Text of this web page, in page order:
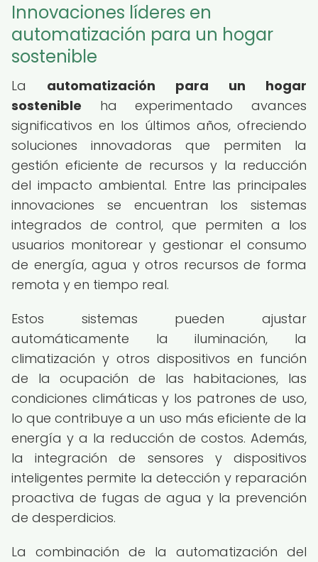
Innovaciones líderes en
automatización para un hogar
sostenible
La automatización para un hogar
sostenible ha experimentado avances
significativos en los últimos años, ofreciendo
soluciones innovadoras que permiten la
gestión eficiente de recursos y la reducción
del impacto ambiental. Entre las principales
innovaciones se encuentran los sistemas
integrados de control, que permiten a los
usuarios monitorear y gestionar el consumo
de energía, agua y otros recursos de forma
remota y en tiempo real.
Estos sistemas pueden ajustar
automáticamente la iluminación, la
climatización y otros dispositivos en función
de la ocupación de las habitaciones, las
condiciones climáticas y los patrones de uso,
lo que contribuye a un uso más eficiente de la
energía y a la reducción de costos. Además,
la integración de sensores y dispositivos
inteligentes permite la detección y reparación
proactiva de fugas de agua y la prevención
de desperdicios.
La combinación de la automatización del